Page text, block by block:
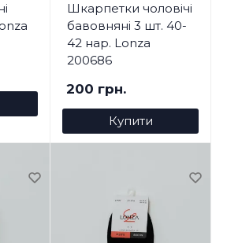
Шкарпетки чоловічі
бавовняні 3 шт. 40-
42 нар. Lonza
200686
200 грн.
Купити